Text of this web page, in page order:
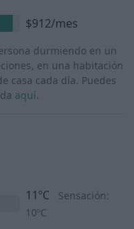
$912/mes
durmiendo en un
en una habitación
casa cada día. Puedes
aquí.
11ºC
Sensación:
10ºC